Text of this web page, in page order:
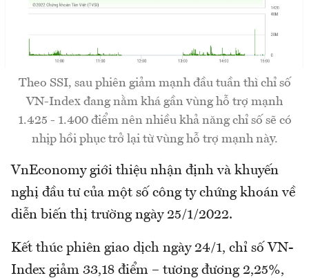
Theo SSI, sau phiên giảm mạnh đầu tuần thì chỉ số
VN-Index đang nằm khá gần vùng hỗ trợ mạnh
1.425 - 1.400 điểm nên nhiều khả năng chỉ số sẽ có
nhịp hồi phục trở lại từ vùng hỗ trợ mạnh này.
VnEconomy giới thiệu nhận định và khuyến
nghị đầu tư của một số công ty chứng khoán về
diễn biến thị trường ngày 25/1/2022.
Kết thúc phiên giao dịch ngày 24/1, chỉ số VN-
Index giảm 33,18 điểm – tương đương 2,25%,